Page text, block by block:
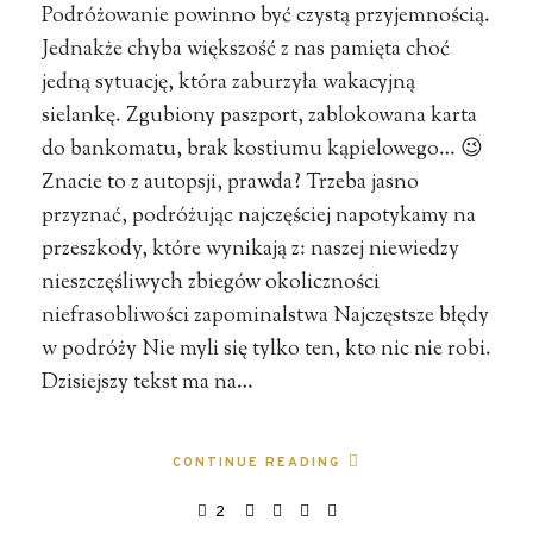
Podróżowanie powinno być czystą przyjemnością.
Jednakże chyba większość z nas pamięta choć
jedną sytuację, która zaburzyła wakacyjną
sielankę. Zgubiony paszport, zablokowana karta
do bankomatu, brak kostiumu kąpielowego… 😉
Znacie to z autopsji, prawda? Trzeba jasno
przyznać, podróżując najczęściej napotykamy na
przeszkody, które wynikają z: naszej niewiedzy
nieszczęśliwych zbiegów okoliczności
niefrasobliwości zapominalstwa Najczęstsze błędy
w podróży Nie myli się tylko ten, kto nic nie robi.
Dzisiejszy tekst ma na…
CONTINUE READING
2